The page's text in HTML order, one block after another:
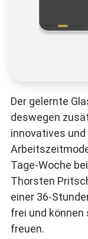
Der gelernte
deswegen
innovatives
Tage-Woche
Thorsten
einer 36-
frei und können
freuen.